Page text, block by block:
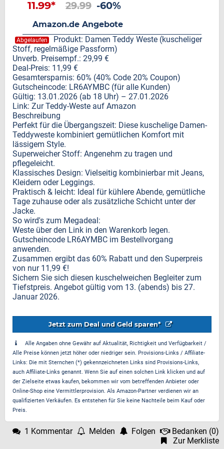
11.99* 29.99 -60%
Amazon.de Angebote
Abgelaufen
Produkt: Damen Teddy Weste (kuscheliger
Stoff, regelmäßige Passform)
Unverb. Preisempf.: 29,99 €
Deal-Preis: 11,99 €
Gesamtersparnis: 60% (40% Code 20% Coupon)
Gutscheincode: LR6AYMBC (für alle Kunden)
Gültig: 13.01.2026 (ab 18 Uhr) – 27.01.2026
Link: Zur Teddy-Weste auf Amazon
Beschreibung
Perfekt für die Übergangszeit: Diese kuschelige Damen-
Teddyweste kombiniert gemütlichen Komfort mit
lässigem Style.
Superweicher Stoff: Angenehm zu tragen und
pflegeleicht.
Klassisches Design: Vielseitig kombinierbar mit Jeans,
Kleidern oder Leggings.
Praktisch & leicht: Ideal für kühlere Abende, gemütliche
Tage zuhause oder als zusätzliche Schicht unter der
Jacke.
So wird's zum Megadeal:
Weste über den Link in den Warenkorb legen.
Gutscheincode LR6AYMBC im Bestellvorgang
anwenden.
Zusammen ergibt das 60% Rabatt und den Superpreis
von nur 11,99 €!
Sichern Sie sich diesen kuschelweichen Begleiter zum
Tiefstpreis. Angebot gültig vom 13. (abends) bis 27.
Januar 2026.
Jetzt zum Deal und Geld sparen*
Alle Angaben ohne Gewähr auf Aktualität, Richtigkeit und Verfügbarkeit /
Alle Preise können jetzt höher oder niedriger sein. Provisions-Links / Affiliate-
Links: Die mit Sternchen (*) gekennzeichneten Links sind Provisions-Links,
auch Affiliate-Links genannt. Wenn Sie auf einen solchen Link klicken und auf
der Zielseite etwas kaufen, bekommen wir vom betreffenden Anbieter oder
Online-Shop eine Vermittlerprovision. Als Amazon-Partner verdienen wir an
qualifizierten Verkäufen. Es entstehen für Sie keine Nachteile beim Kauf oder
Preis.
1 Kommentar Melden Folgen Bedanken (0)
Zur Merkliste